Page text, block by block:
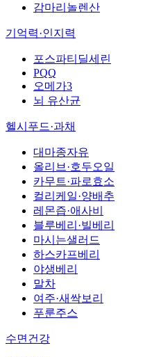
감마리놀렌산
기억력·인지력
포스파티딜세린
PQQ
오메가3
뇌 유산균
헬시푸드·과채
대마종자유
올리브·호두오일
카무트·파로효소
컬리케일·양배추
레몬즙·애사비
블루베리·빌베리
마시는샐러드
하스카프베리
야생베리
말차
여주·새싹보리
푸룬주스
수면건강